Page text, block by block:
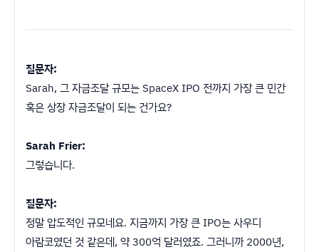
질문자:
Sarah, 그 자금조달 규모는 SpaceX IPO 전까지 가장 큰 민간
혹은 상장 자금조달이 되는 건가요?
Sarah Frier:
그렇습니다.
질문자:
정말 압도적인 규모네요. 지금까지 가장 큰 IPO는 사우디
아람코였던 것 같은데, 약 300억 달러였죠. 그러니까 2000년,